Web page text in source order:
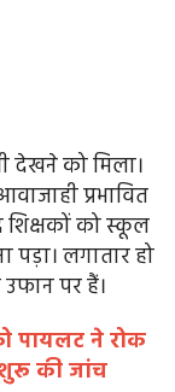
देखने को मिला।
प्रभावित
को स्कूल
लगातार हो
पर हैं।
पायलट ने रोक
शुरू की जांच